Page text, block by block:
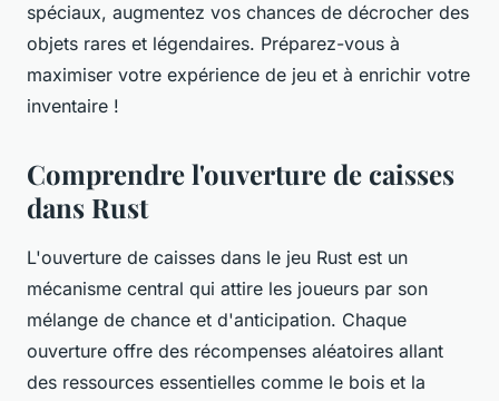
spéciaux, augmentez vos chances de décrocher des
objets rares et légendaires. Préparez-vous à
maximiser votre expérience de jeu et à enrichir votre
inventaire !
Comprendre l'ouverture de caisses
dans Rust
L'ouverture de caisses dans le jeu Rust est un
mécanisme central qui attire les joueurs par son
mélange de chance et d'anticipation. Chaque
ouverture offre des récompenses aléatoires allant
des ressources essentielles comme le bois et la